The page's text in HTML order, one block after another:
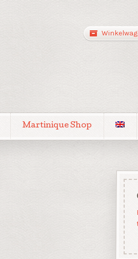
Martinique Shop